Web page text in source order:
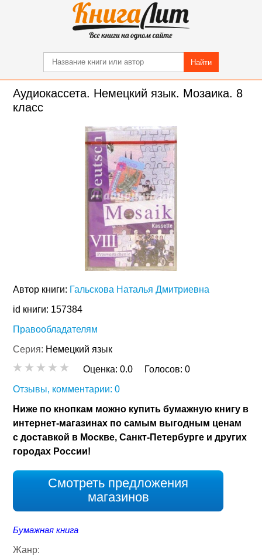
Найти
Аудиокассета. Немецкий язык. Мозаика. 8
класс
Автор книги: Гальскова Наталья Дмитриевна
id книги: 157384
Правообладателям
Серия: Немецкий язык
Оценка:0.0 Голосов:0
Отзывы, комментарии: 0
Ниже по кнопкам можно купить бумажную книгу в
интернет-магазинах по самым выгодным ценам
с доставкой в Москве, Санкт-Петербурге и других
городах России!
Смотреть предложения
магазинов
Бумажная книга
Жанр: